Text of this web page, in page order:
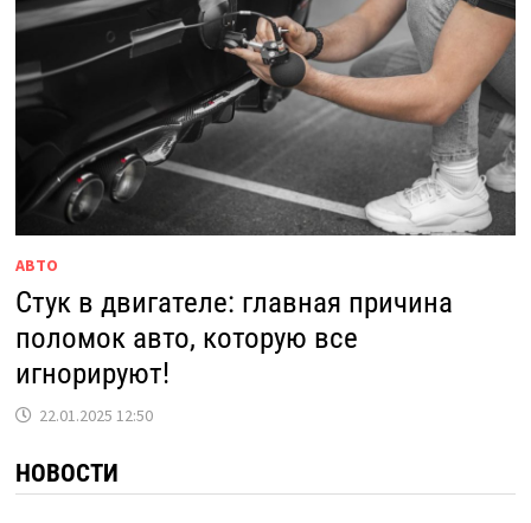
АВТО
Стук в двигателе: главная причина
поломок авто, которую все
игнорируют!
22.01.2025 12:50
НОВОСТИ